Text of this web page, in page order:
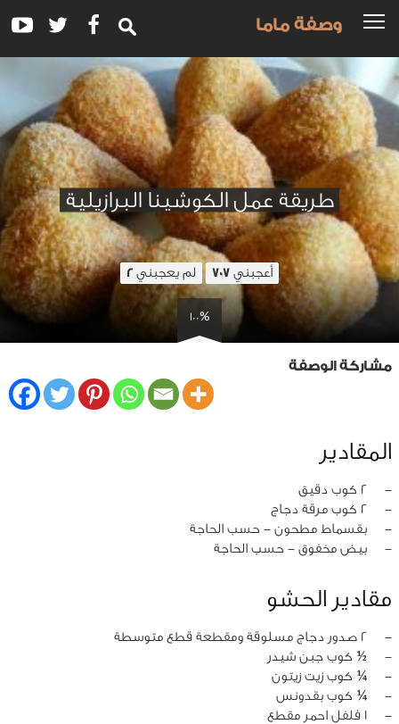
وصفة ماما
طريقة عمل الكوشينا البرازيلية
أعجبني 707 لم يعجبني 2
100%
مشاركة الوصفة
المقادير
‏-
2 كوب دقيق
‏-
2 كوب مرقة دجاج
‏-
بقسماط مطحون - حسب الحاجة
‏-
بيض مخفوق - حسب الحاجة
مقادير الحشو
‏-
2 صدور دجاج مسلوقة ومقطعة قطع متوسطة
‏-
½ كوب جبن شيدر
‏-
¼ كوب زيت زيتون
‏-
¼ كوب بقدونس
‏-
1 فلفل احمر مقطع